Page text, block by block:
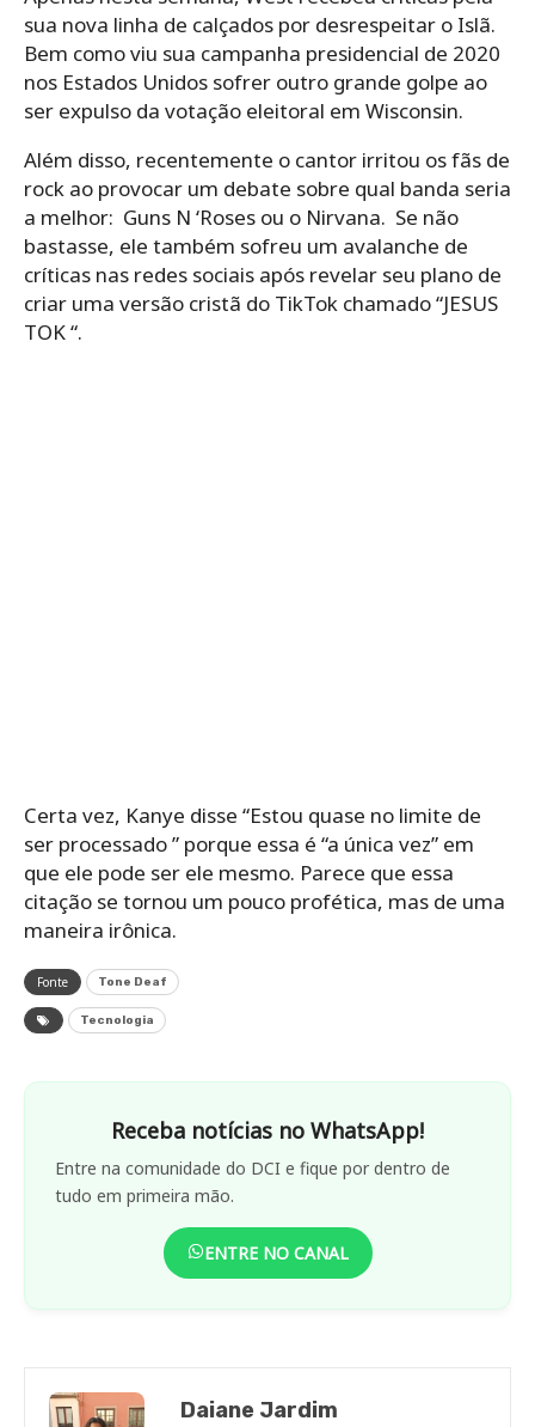
sua nova linha de calçados por desrespeitar o Islã.
Bem como viu sua campanha presidencial de 2020
nos Estados Unidos sofrer outro grande golpe ao
ser expulso da votação eleitoral em Wisconsin.
Além disso, recentemente o cantor irritou os fãs de
rock ao provocar um debate sobre qual banda seria
a melhor: Guns N ‘Roses ou o Nirvana. Se não
bastasse, ele também sofreu um avalanche de
críticas nas redes sociais após revelar seu plano de
criar uma versão cristã do TikTok chamado “JESUS ​​
TOK “.
Certa vez, Kanye disse “Estou quase no limite de
ser processado ” porque essa é “a única vez” em
que ele pode ser ele mesmo. Parece que essa
citação se tornou um pouco profética, mas de uma
maneira irônica.
Fonte Tone Deaf
Tecnologia
Receba notícias no WhatsApp!
Entre na comunidade do DCI e fique por dentro de
tudo em primeira mão.
ENTRE NO CANAL
Daiane Jardim